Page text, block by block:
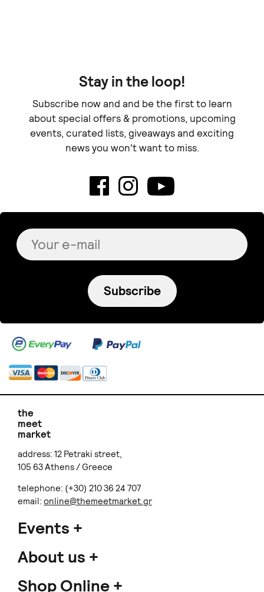
Stay in the loop!
Subscribe now and and be the first to learn
about special offers & promotions, upcoming
events, curated lists, giveaways and exciting
news you won't want to miss.
Subscribe
the
meet
market
address: 12 Petraki street,
105 63 Athens / Greece
telephone: (+30) 210 36 24 707
email: online@themeetmarket.gr
Events
About us
Shop Online